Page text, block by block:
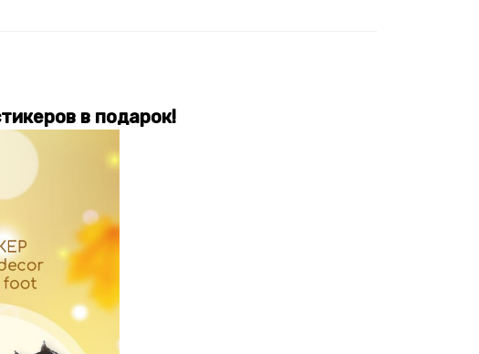
в подарок!